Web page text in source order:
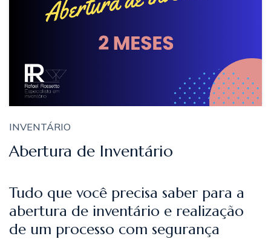
INVENTÁRIO
Abertura de Inventário
Tudo que você precisa saber para a
abertura de inventário e realização
de um processo com segurança